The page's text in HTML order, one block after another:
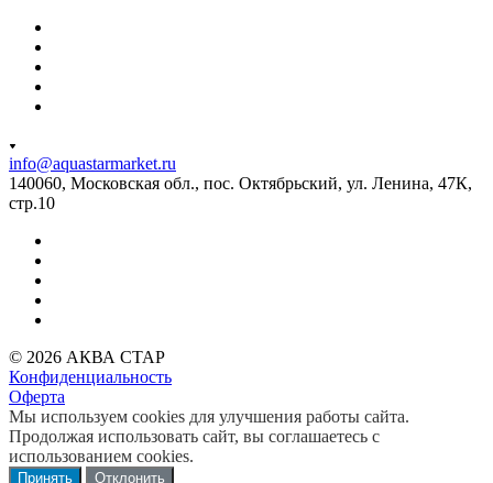
info@aquastarmarket.ru
140060, Московская обл., пос. Октябрьский, ул. Ленина, 47К,
стр.10
© 2026 АКВА СТАР
Конфиденциальность
Оферта
Мы используем cookies для улучшения работы сайта.
Продолжая использовать сайт, вы соглашаетесь с
использованием cookies.
Принять Отклонить